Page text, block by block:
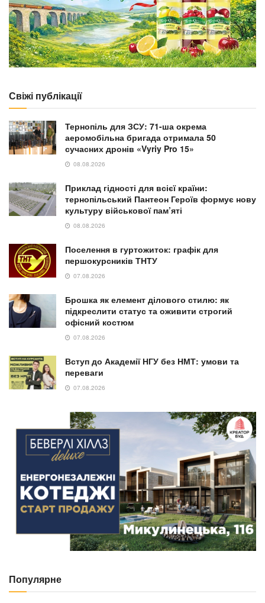
Свіжі публікації
Тернопіль для ЗСУ: 71-ша окрема
аеромобільна бригада отримала 50
сучасних дронів «Vyriy Pro 15»
08.08.2026
Приклад гідності для всієї країни:
тернопільський Пантеон Героїв формує нову
культуру військової пам’яті
08.08.2026
Поселення в гуртожиток: графік для
першокурсників ТНТУ
07.08.2026
Брошка як елемент ділового стилю: як
підкреслити статус та оживити строгий
офісний костюм
07.08.2026
Вступ до Академії НГУ без НМТ: умови та
переваги
07.08.2026
Популярне